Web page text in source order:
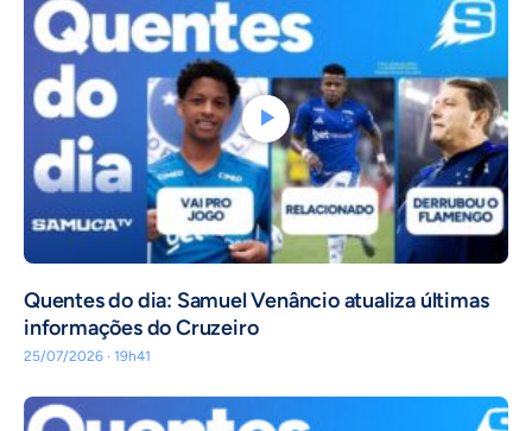
Quentes do dia: Samuel Venâncio atualiza últimas
informações do Cruzeiro
25/07/2026 · 19h41